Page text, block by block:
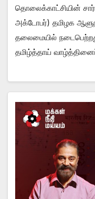
தொலைக்காட்சியின்
அக்டோபர்) தமிழக
தலைமையில்
தமிழ்த்தாய்